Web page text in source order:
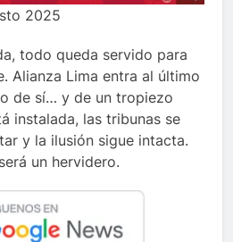
2025
todo queda servido para
Alianza Lima entra al último
de sí… y de un tropiezo
instalada, las tribunas se
y la ilusión sigue intacta.
un hervidero.